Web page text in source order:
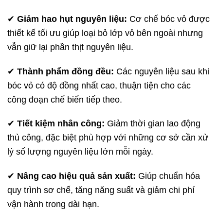
✔ Giảm hao hụt nguyên liệu: Cơ chế bóc vỏ được
thiết kế tối ưu giúp loại bỏ lớp vỏ bên ngoài nhưng
vẫn giữ lại phần thịt nguyên liệu.
✔ Thành phẩm đồng đều: Các nguyên liệu sau khi
bóc vỏ có độ đồng nhất cao, thuận tiện cho các
công đoạn chế biến tiếp theo.
✔ Tiết kiệm nhân công: Giảm thời gian lao động
thủ công, đặc biệt phù hợp với những cơ sở cần xử
lý số lượng nguyên liệu lớn mỗi ngày.
✔ Nâng cao hiệu quả sản xuất: Giúp chuẩn hóa
quy trình sơ chế, tăng năng suất và giảm chi phí
vận hành trong dài hạn.